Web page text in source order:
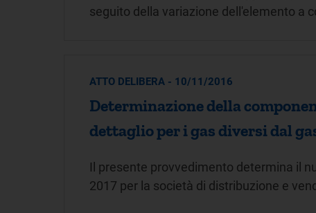
seguito della variazione dell'elemento a
ATTO DELIBERA - 10/11/2016
Determinazione della
dettaglio per i gas diversi dal
Il presente provvedimento determina il
2017 per la società di distribuzione e